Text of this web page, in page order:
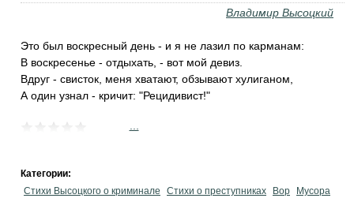
Владимир Высоцкий
Это был воскресный день - и я не лазил по карманам:
В воскресенье - отдыхать, - вот мой девиз.
Вдруг - свисток, меня хватают, обзывают хулиганом,
А один узнал - кричит: "Рецидивист!"
Категории:
Стихи Высоцкого о криминале
Стихи о преступниках Вор
Мусора